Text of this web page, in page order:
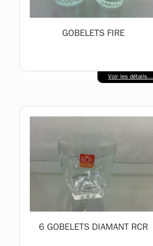
GOBELETS FIRE
Voir les détails...
6 GOBELETS DIAMANT RCR